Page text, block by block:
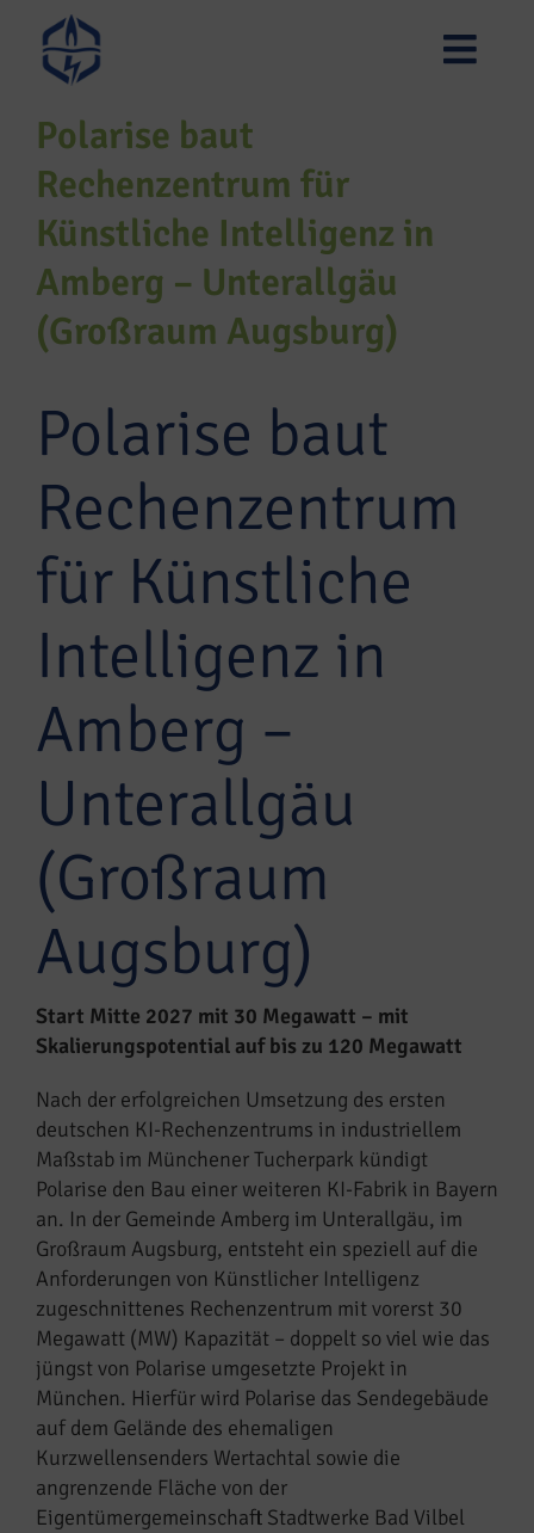
Inhalt
springen
Polarise baut
Rechenzentrum für
Künstliche Intelligenz in
Amberg – Unterallgäu
(Großraum Augsburg)
Polarise baut
Rechenzentrum
für Künstliche
Intelligenz in
Amberg –
Unterallgäu
(Großraum
Augsburg)
Start Mitte 2027 mit 30 Megawatt – mit
Skalierungspotential auf bis zu 120 Megawatt
Nach der erfolgreichen Umsetzung des ersten
deutschen KI-Rechenzentrums in industriellem
Maßstab im Münchener Tucherpark kündigt
Polarise den Bau einer weiteren KI-Fabrik in Bayern
an. In der Gemeinde Amberg im Unterallgäu, im
Großraum Augsburg, entsteht ein speziell auf die
Anforderungen von Künstlicher Intelligenz
zugeschnittenes Rechenzentrum mit vorerst 30
Megawatt (MW) Kapazität – doppelt so viel wie das
jüngst von Polarise umgesetzte Projekt in
München. Hierfür wird Polarise das Sendegebäude
auf dem Gelände des ehemaligen
Kurzwellensenders Wertachtal sowie die
angrenzende Fläche von der
Eigentümergemeinschaft Stadtwerke Bad Vilbel